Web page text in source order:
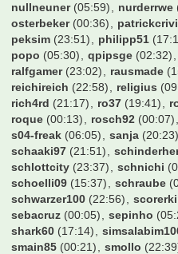
nullneuner(05:59) nurderrwe
osterbeker(00:36)
peksim (23:51) philipp51
popo (05:30) qpipsge (02:32)
ralfgamer(23:02) rausmade
reichireich (22:58) religius
rich4rd (21:17) ro37 (19:41)
roque (00:13) rosch92 (00:07)
s04-freak (06:05) sanja (20:23)
schaaki97 (21:51)
schlottcity (23:37) schnichi
schoelli09 (15:37) schraube
schwarzer100 (22:56)
sebacruz (00:05) sepinho
shark60 (17:14)
smain85 (00:21) smollo